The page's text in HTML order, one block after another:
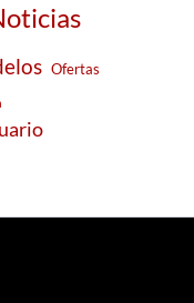
Ofertas